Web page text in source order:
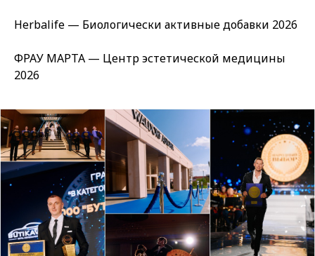
Herbalife — Биологически активные добавки 2026
ФРАУ МАРТА — Центр эстетической медицины
2026